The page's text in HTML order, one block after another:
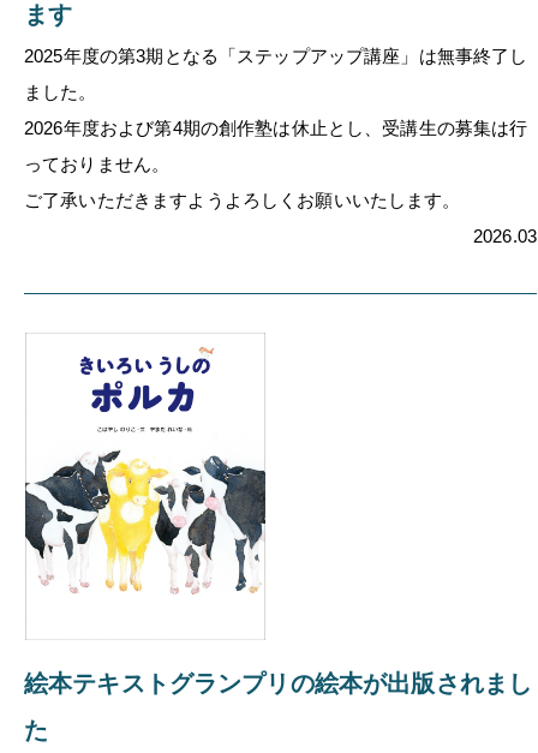
ます
2025年度の第3期となる「ステップアップ講座」は無事終了し
ました。
2026年度および第4期の創作塾は休止とし、受講生の募集は行
っておりません。
ご了承いただきますようよろしくお願いいたします。
2026.03
絵本テキストグランプリの絵本が出版されまし
た